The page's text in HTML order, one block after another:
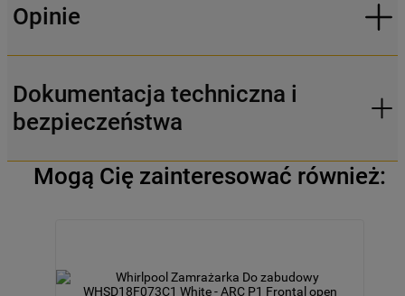
Opinie
Dokumentacja techniczna i
bezpieczeństwa
Mogą Cię zainteresować również: